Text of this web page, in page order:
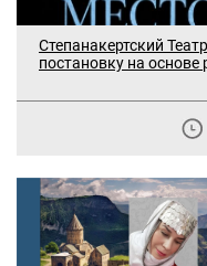
Степанакертский
постановку на основе